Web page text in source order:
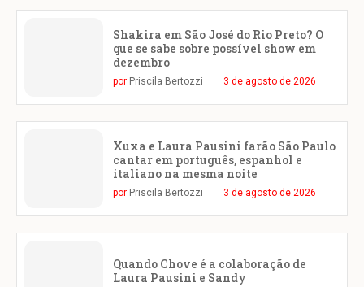
Shakira em São José do Rio Preto? O
que se sabe sobre possível show em
dezembro
por Priscila Bertozzi 3 de agosto de 2026
Xuxa e Laura Pausini farão São Paulo
cantar em português, espanhol e
italiano na mesma noite
por Priscila Bertozzi 3 de agosto de 2026
Quando Chove é a colaboração de
Laura Pausini e Sandy